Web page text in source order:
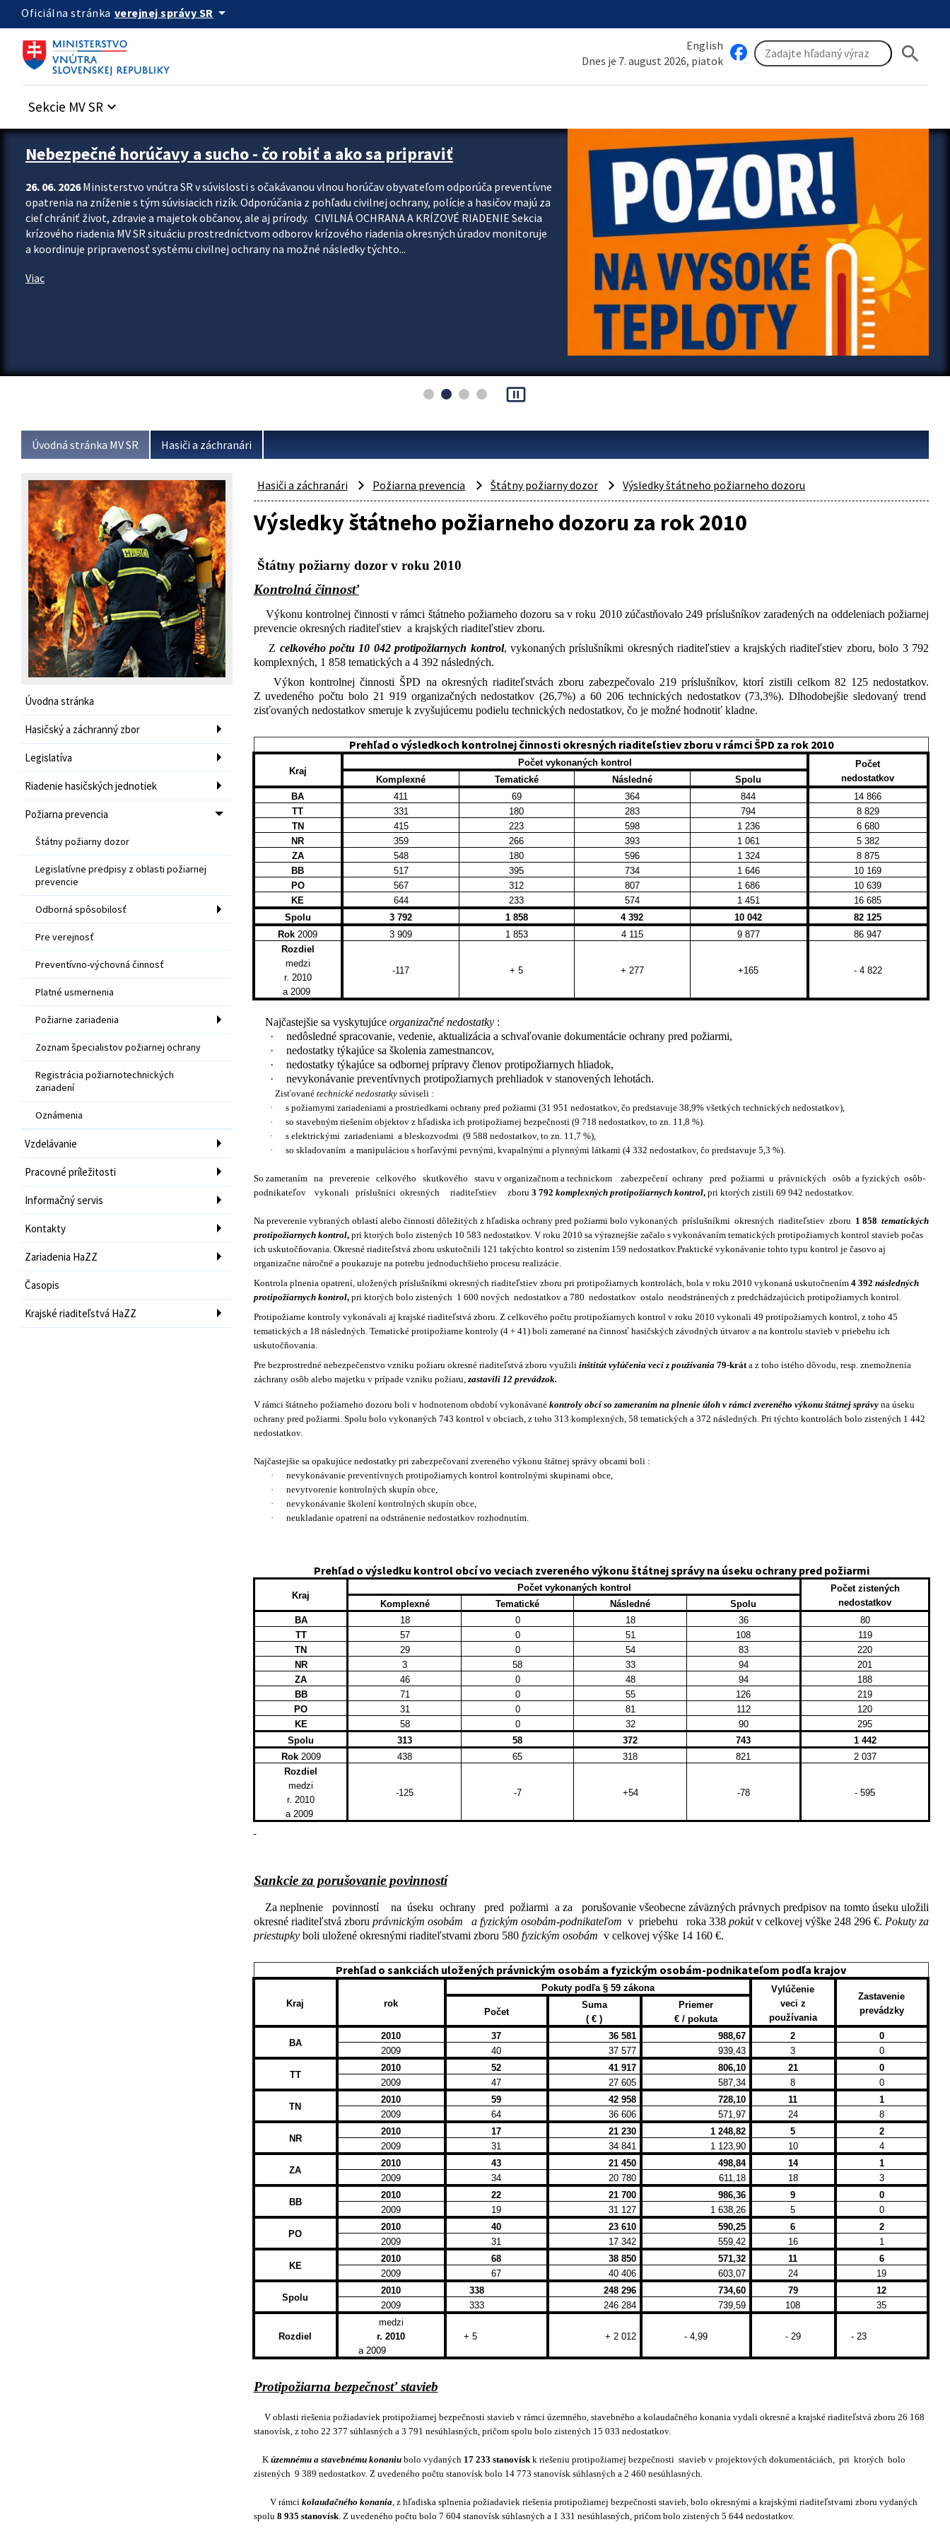
Preskocit na hlavný obsah
Oficiálna stránka verejnej správy SR arrow_drop_down
English
Dnes je 7. august 2026, piatok
search
Sekcie MV SR keyboard_arrow_down
Zastavit automatický posun upútavok
Nebezpečné horúčavy a sucho - čo robiť a ako sa pripraviť
26. 06. 2026Ministerstvo vnútra SR v súvislosti s očakávanou vlnou horúčav obyvateľom odporúča preventívne
opatrenia na zníženie s tým súvisiacich rizík. Odporúčania z pohľadu civilnej ochrany, polície a hasičov majú za
cieľ chrániť život, zdravie a majetok občanov, ale aj prírody. CIVILNÁ OCHRANA A KRÍZOVÉ RIADENIE Sekcia
krízového riadenia MV SR situáciu prostredníctvom odborov krízového riadenia okresných úradov monitoruje
a koordinuje pripravenosť systému civilnej ochrany na možné následky týchto...
Viac
pause_presentation
Úvodná stránka MV SR Hasiči a záchranári
Úvodna stránka
Hasičský a záchranný zbor
Legislatíva
Riadenie hasičských jednotiek
Požiarna prevencia
Štátny požiarny dozor
Legislatívne predpisy z oblasti požiarnej
prevencie
Odborná spôsobilosť
Pre verejnosť
Preventívno-výchovná činnosť
Platné usmernenia
Požiarne zariadenia
Zoznam špecialistov požiarnej ochrany
Registrácia požiarnotechnických
zariadení
Oznámenia
Vzdelávanie
Pracovné príležitosti
Informačný servis
Kontakty
Zariadenia HaZZ
Časopis
Krajské riaditeľstvá HaZZ
Hasiči a záchranári Požiarna prevencia Štátny požiarny dozor Výsledky štátneho požiarneho dozoru
Výsledky štátneho požiarneho dozoru za rok 2010
Štátny požiarny dozor v roku 2010
Kontrolná činnosť
Výkonu kontrolnej činnosti v rámci štátneho požiarneho dozoru sa v roku 2010 zúčastňovalo 249 príslušníkov zaradených na oddeleniach požiarnej
prevencie okresných riaditeľstiev a krajských riaditeľstiev zboru.
Z celkového počtu 10 042 protipožiarnych kontrol, vykonaných príslušníkmi okresných riaditeľstiev a krajských riaditeľstiev zboru, bolo 3 792
komplexných, 1 858 tematických a 4 392 následných.
Výkon kontrolnej činnosti ŠPD na okresných riaditeľstvách zboru zabezpečovalo 219 príslušníkov, ktorí zistili celkom 82 125 nedostatkov.
Z uvedeného počtu bolo 21 919 organizačných nedostatkov (26,7%) a 60 206 technických nedostatkov (73,3%). Dlhodobejšie sledovaný trend
zisťovaných nedostatkov smeruje k zvyšujúcemu podielu technických nedostatkov, čo je možné hodnotiť kladne.
Prehľad o výsledkoch kontrolnej činnosti okresných riaditeľstiev zboru v rámci ŠPD za rok 2010
Kraj
Počet vykonaných kontrol
Počet
nedostatkov
Komplexné Tematické Následné
Spolu
BA
411 69 364 844
14 866
TT
331 180 283 794
8 829
TN
415 223 598 1 236
6 680
NR
359 266 393 1 061
5 382
ZA
548 180 596 1 324
8 875
BB
517 395 734 1 646
10 169
PO
567 312 807 1 686
10 639
KE
644 233 574 1 451
16 685
Spolu
3 792 1 858 4 392 10 042
82 125
Rok 2009 3 909 1 853 4 115 9 877
86 947
Rozdiel
medzi
r. 2010
a 2009
-117 + 5 + 277 +165 - 4 822
Najčastejšie sa vyskytujúce organizačné nedostatky:
·
nedôsledné spracovanie, vedenie, aktualizácia a schvaľovanie dokumentácie ochrany pred požiarmi,
·
nedostatky týkajúce sa školenia zamestnancov,
·
nedostatky týkajúce sa odbornej prípravy členov protipožiarnych hliadok,
·
nevykonávanie preventívnych protipožiarnych prehliadok v stanovených lehotách.
Zisťovanétechnické nedostatky súviseli :
·
s požiarnymi zariadeniami a prostriedkami ochrany pred požiarmi (31 951 nedostatkov, čo predstavuje 38,9% všetkých technických nedostatkov),
·
so stavebným riešením objektov z hľadiska ich protipožiarnej bezpečnosti (9 718 nedostatkov, to zn. 11,8 %).
·
s elektrickými zariadeniami a bleskozvodmi (9 588 nedostatkov, to zn. 11,7 %),
·
so skladovaním a manipuláciou s horľavými pevnými, kvapalnými a plynnými látkami (4 332 nedostatkov, čo predstavuje 5,3 %).
So zameraním na preverenie celkového skutkového stavu v organizačnom a technickom zabezpečení ochrany pred požiarmi u právnických osôb a fyzických osôb-
podnikateľov
vykonali príslušníci okresných riaditeľstiev zboru 3 792 komplexných protipožiarnych kontrol,pri ktorých zistili 69 942 nedostatkov.
Na preverenie vybraných oblastí alebo činností dôležitých z hľadiska ochrany pred požiarmi bolo vykonaných príslušníkmi okresných riaditeľstiev zboru 1 858 tematických
protipožiarnych kontrol,pri ktorých bolo zistených 10 583 nedostatkov. V roku 2010 sa výraznejšie začalo s vykonávaním tematických protipožiarnych kontrol stavieb počas
ich uskutočňovania. Okresné riaditeľstvá zboru uskutočnili 121 takýchto kontrol so zistením 159 nedostatkov.Praktické vykonávanie tohto typu kontrol je časovo aj
organizačne náročné a poukazuje na potrebu jednoduchšieho procesu realizácie.
Kontrola plnenia opatrení, uložených príslušníkmi okresných riaditeľstiev zboru pri protipožiarnych kontrolách, bola v roku 2010 vykonaná uskutočnením 4 392 následných
protipožiarnych kontrol,pri ktorých bolo zistených 1 600 nových nedostatkov a 780 nedostatkov ostalo neodstránených z predchádzajúcich protipožiarnych kontrol.
Protipožiarne kontroly vykonávali aj krajské riaditeľstvá zboru. Z celkového počtu protipožiarnych kontrol v roku 2010 vykonali 49 protipožiarnych kontrol, z toho 45
tematických a 18 následných. Tematické protipožiarne kontroly (4 + 41) boli zamerané na činnosť hasičských závodných útvarov a na kontrolu stavieb v priebehu ich
uskutočňovania.
Pre bezprostredné nebezpečenstvo vzniku požiaru okresné riaditeľstvá zboru využili inštitút vylúčenia vecí z používania79-kráta z toho istého dôvodu, resp. znemožnenia
záchrany osôb alebo majetku v prípade vzniku požiaru, zastavili 12 prevádzok.
V rámci štátneho požiarneho dozoru boli v hodnotenom období vykonávané kontroly obcí so zameraním na plnenie úloh v rámci zvereného výkonu štátnej správyna úseku
ochrany pred požiarmi. Spolu bolo vykonaných 743 kontrol v obciach, z toho 313 komplexných, 58 tematických a 372 následných. Pri týchto kontrolách bolo zistených 1 442
nedostatkov.
Najčastejšie sa opakujúce nedostatky pri zabezpečovaní zvereného výkonu štátnej správy obcami boli :
·
nevykonávanie preventívnych protipožiarnych kontrol kontrolnými skupinami obce,
·
nevytvorenie kontrolných skupín obce,
·
nevykonávanie školení kontrolných skupín obce,
·
neukladanie opatrení na odstránenie nedostatkov rozhodnutím.
Prehľad o výsledku kontrol obcí vo veciach zvereného výkonu štátnej správy na úseku ochrany pred požiarmi
Kraj
Počet vykonaných kontrol
Počet zistených
nedostatkov
Komplexné Tematické Následné
Spolu
BA
18 0 18 36
80
TT
57 0 51 108
119
TN
29 0 54 83
220
NR
3 58 33 94
201
ZA
46 0 48 94
188
BB
71 0 55 126
219
PO
31 0 81 112
120
KE
58 0 32 90
295
Spolu
313 58 372 743
1 442
Rok2009 438 65 318 821
2 037
Rozdiel
medzi
r. 2010
a 2009
-125 -7 +54 -78 - 595
Sankcie za porušovanie povinností
Za neplnenie povinností na úseku ochrany pred požiarmi a za
porušovanie všeobecne záväzných právnych predpisov na tomto úseku uložili
okresné riaditeľstvá zboru právnickým osobám a fyzickým osobám-podnikateľom v priebehu roka 338 pokútv celkovej výške 248 296 €. Pokuty za
priestupkyboli uložené okresnými riaditeľstvami zboru 580 fyzickým osobám v celkovej výške 14 160 €.
Prehľad o sankciách uložených právnickým osobám a fyzickým osobám-podnikateľom podľa krajov
Kraj rok
Pokuty podľa § 59 zákona
Vylúčenie
veci z
používania
Zastavenie
prevádzky
Počet
Suma
( € )
Priemer
€ / pokuta
BA
2010 37 36 581 988,67 2
0
2009
40 37 577 939,43 3 0
TT
2010 52 41 917 806,10 21
0
2009
47 27 605 587,34 8 0
TN
2010 59 42 958 728,10 11
1
2009
64 36 606 571,97 24 8
NR
2010 17 21 230 1 248,82 5
2
2009
31 34 841 1 123,90 10 4
ZA
2010 43 21 450 498,84 14
1
2009
34 20 780 611,18 18 3
BB
2010 22 21 700 986,36 9
0
2009
19 31 127 1 638,26 5 0
PO
2010 40 23 610 590,25 6
2
2009
31 17 342 559,42 16 1
KE
2010 68 38 850 571,32 11
6
2009
67 40 406 603,07 24 19
Spolu
2010 338 248 296 734,60 79
12
2009
333 246 284 739,59 108 35
Rozdiel
medzi
r. 2010
a 2009
+ 5 + 2 012 - 4,99 - 29 - 23
Protipožiarna bezpečnosť stavieb
V oblasti riešenia požiadaviek protipožiarnej bezpečnosti stavieb v rámci územného, stavebného a kolaudačného konania vydali okresné a krajské riaditeľstvá zboru 26 168
stanovísk, z toho 22 377 súhlasných a 3 791 nesúhlasných, pričom spolu bolo zistených 15 033 nedostatkov.
K územnému a stavebnému konaniubolo vydaných 17 233 stanovískk riešeniu protipožiarnej bezpečnosti stavieb v projektových dokumentáciách, pri ktorých bolo
zistených 9 389 nedostatkov. Z uvedeného počtu stanovísk bolo 14 773 stanovísk súhlasných a 2 460 nesúhlasných.
V rámcikolaudačného konania , z hľadiska splnenia požiadaviek riešenia protipožiarnej bezpečnosti stavieb, bolo okresnými a krajskými riaditeľstvami zboru vydaných
spolu 8 935 stanovísk. Z uvedeného počtu bolo 7 604 stanovísk súhlasných a 1 331 nesúhlasných, pričom bolo zistených 5 644 nedostatkov.